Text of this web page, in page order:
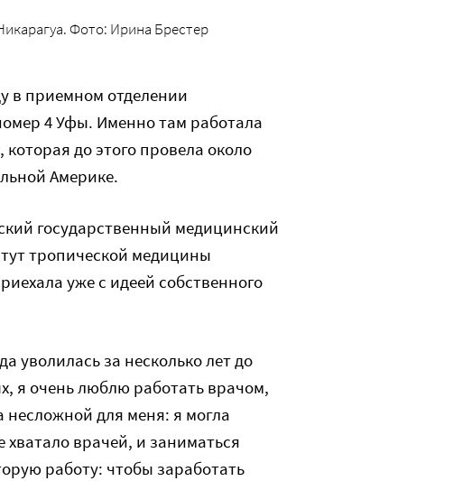
Фото: Ирина Брестер
в приемном отделении
4 Уфы. Именно там работала
до этого провела около
Америке.
государственный медицинский
тропической медицины
уже с идеей собственного
уволилась за несколько лет до
я очень люблю работать врачом,
несложной для меня: я могла
врачей, и заниматься
работу: чтобы заработать